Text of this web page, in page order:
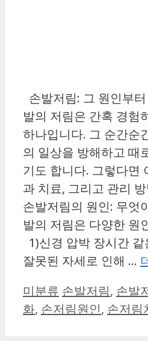
손발저림: 그 원인부
발의 저림은 간혹 경험
하나입니다. 그 순간순
의 일상을 방해하고 때
기도 합니다. 그렇다면
과 치료, 그리고 관리
손발저림의 원인: 무엇
발의 저림은 다양한 원
1)신경 압박 장시간
잘못된 자세로 인해 …
카
테
미분류 태
그
손발저림, 손발
화, 손저림원인, 손저림